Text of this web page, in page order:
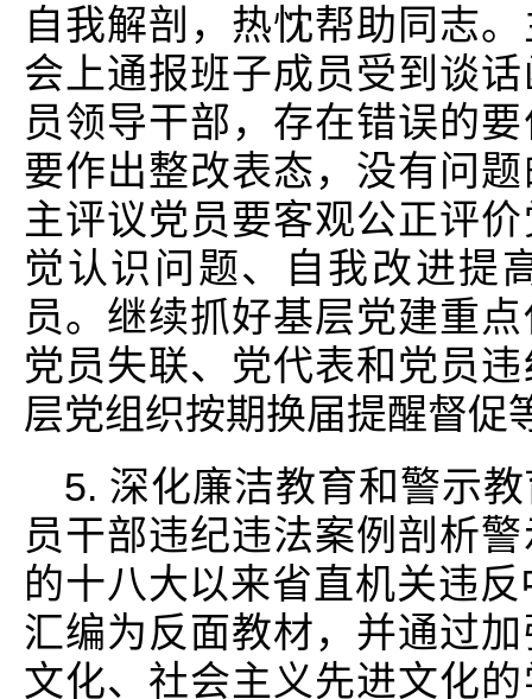
自我解剖，热忱帮助同志
会上通报班子成员受到谈
员领导干部，存在错误的
要作出整改表态，没有问
主评议党员要客观公正评
觉认识问题、自我改进提
员。继续抓好基层党建重
党员失联、党代表和党员
层党组织按期换届提醒督促
5. 深化廉洁教育和警示
员干部违纪违法案例剖析
的十八大以来省直机关违
汇编为反面教材，并通过
文化、社会主义先进文化